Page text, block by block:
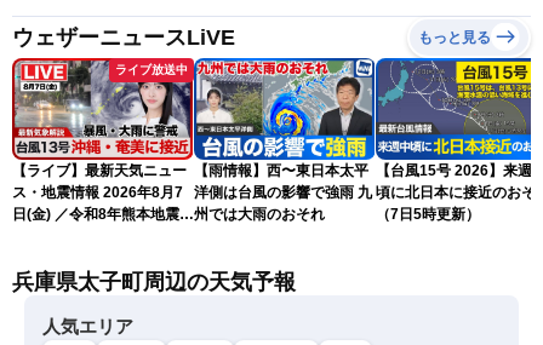
ウェザーニュースLiVE もっと見る
ライブ放送中
【ライブ】最新天気ニュー
ス・地震情報 2026年8月7
日(金) ／令和8年熊本地震情
央・江川清音／有賀哲夫〉
【雨情報】西〜東日本太平
洋側は台風の影響で強雨 九
州では大雨のおそれ
【台風15号 2026】来週
頃に北日本に接近のおそ
（7日5時更新）
兵庫県太子町周辺の天気予報
人気エリア